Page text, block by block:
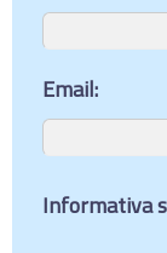
Email:
Informativa